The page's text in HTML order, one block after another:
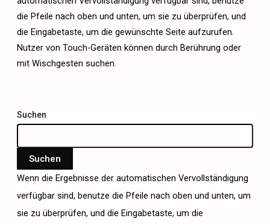
die Pfeile nach oben und unten, um sie zu überprüfen, und
die Eingabetaste, um die gewünschte Seite aufzurufen.
Nutzer von Touch-Geräten können durch Berührung oder
mit Wischgesten suchen.
Suchen
Suchen
Wenn die Ergebnisse der automatischen Vervollständigung
verfügbar sind, benutze die Pfeile nach oben und unten, um
sie zu überprüfen, und die Eingabetaste, um die